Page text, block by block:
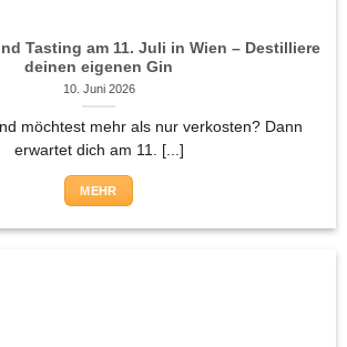
Tasting am 11. Juli in Wien – Destilliere
deinen eigenen Gin
10. Juni 2026
möchtest mehr als nur verkosten? Dann
erwartet dich am 11. [...]
MEHR